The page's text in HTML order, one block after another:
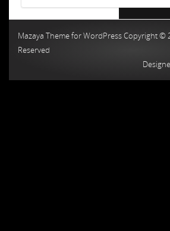
Mazaya Theme for WordPress Copyright ©
Reserved